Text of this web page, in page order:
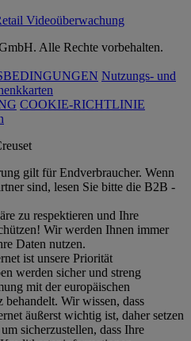
Videoüberwachung
Alle Rechte vorbehalten.
Nutzungs- und
COOKIE-RICHTLINIE
gilt für Endverbraucher. Wenn
sind, lesen Sie bitte die B2B -
zu respektieren und Ihre
Wir werden Ihnen immer
Daten nutzen.
ist unsere Priorität
werden sicher und streng
mit der europäischen
behandelt. Wir wissen, dass
äußerst wichtig ist, daher setzen
sicherzustellen, dass Ihre